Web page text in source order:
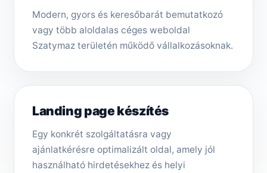
Modern, gyors és keresőbarát bemutatkozó
vagy több aloldalas céges weboldal
Szatymaz területén működő vállalkozásoknak.
Landing page készítés
Egy konkrét szolgáltatásra vagy
ajánlatkérésre optimalizált oldal, amely jól
használható hirdetésekhez és helyi